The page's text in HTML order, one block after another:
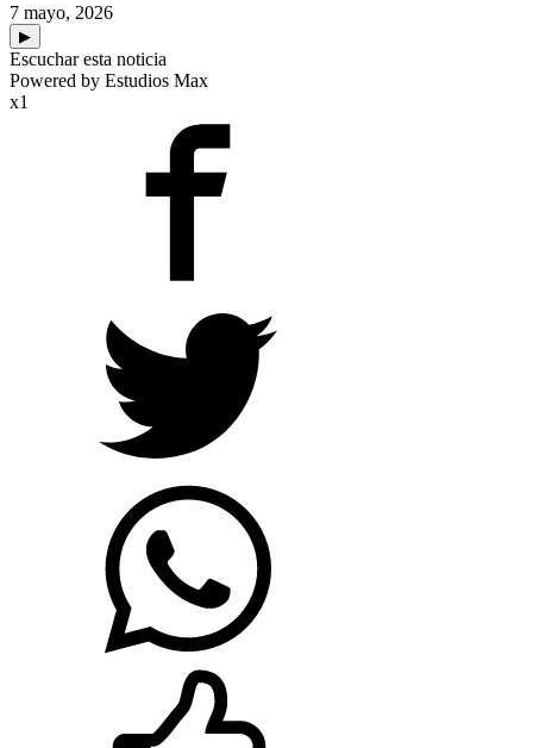
7 mayo, 2026
▶
Escuchar esta noticia
Powered by Estudios Max
x1